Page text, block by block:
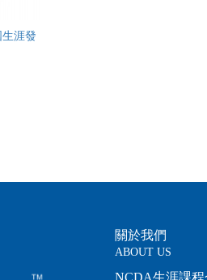
涯發
關於我們
ABOUT US
NCDA生涯課程